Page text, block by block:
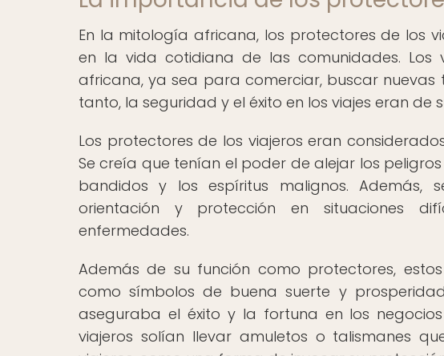
En la mitología africana, los protectores de los
en la vida cotidiana de las comunidades.
africana, ya sea para comerciar, buscar nuevas
tanto, la seguridad y el éxito en los viajes eran de
Los protectores de los viajeros eran
Se creía que tenían el poder de alejar los
bandidos y los espíritus malignos.
orientación y protección en situaciones
enfermedades.
Además de su función como protectores,
como símbolos de buena suerte y
aseguraba el éxito y la fortuna en los
viajeros solían llevar amuletos o talismanes